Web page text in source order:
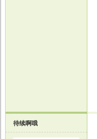
待续啊哦